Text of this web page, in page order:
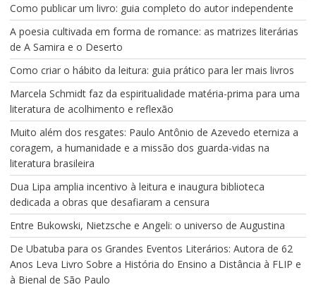
Como publicar um livro: guia completo do autor independente
A poesia cultivada em forma de romance: as matrizes literárias
de A Samira e o Deserto
Como criar o hábito da leitura: guia prático para ler mais livros
Marcela Schmidt faz da espiritualidade matéria-prima para uma
literatura de acolhimento e reflexão
Muito além dos resgates: Paulo Antônio de Azevedo eterniza a
coragem, a humanidade e a missão dos guarda-vidas na
literatura brasileira
Dua Lipa amplia incentivo à leitura e inaugura biblioteca
dedicada a obras que desafiaram a censura
Entre Bukowski, Nietzsche e Angeli: o universo de Augustina
De Ubatuba para os Grandes Eventos Literários: Autora de 62
Anos Leva Livro Sobre a História do Ensino a Distância à FLIP e
à Bienal de São Paulo